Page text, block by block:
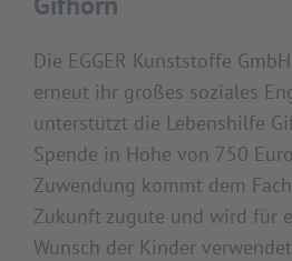
Die EGGER Kunststoffe
erneut ihr großes soziales
unterstützt die Lebenshilfe
Spende in Höhe von 750
Zuwendung kommt dem
Zukunft zugute und wird für
Wunsch der Kinder